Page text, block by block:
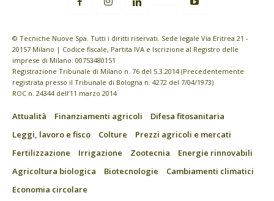
© Tecniche Nuove Spa. Tutti i diritti riservati. Sede legale Via Eritrea 21 -
20157 Milano | Codice fiscale, Partita IVA e Iscrizione al Registro delle
imprese di Milano: 00753480151
Registrazione Tribunale di Milano n. 76 del 5.3.2014 (Precedentemente
registrata presso il Tribunale di Bologna n. 4272 del 7/04/1973)
ROC n. 24344 dell’11 marzo 2014
Attualità Finanziamenti agricoli
Difesa fitosanitaria
Leggi, lavoro e fisco
Colture
Prezzi agricoli e mercati
Fertilizzazione
Irrigazione Zootecnia
Energie rinnovabili
Agricoltura biologica
Biotecnologie
Cambiamenti climatici
Economia circolare